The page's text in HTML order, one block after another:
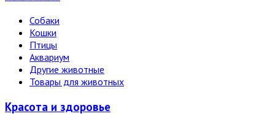
Собаки
Кошки
Птицы
Аквариум
Другие животные
Товары для животных
Красота и здоровье